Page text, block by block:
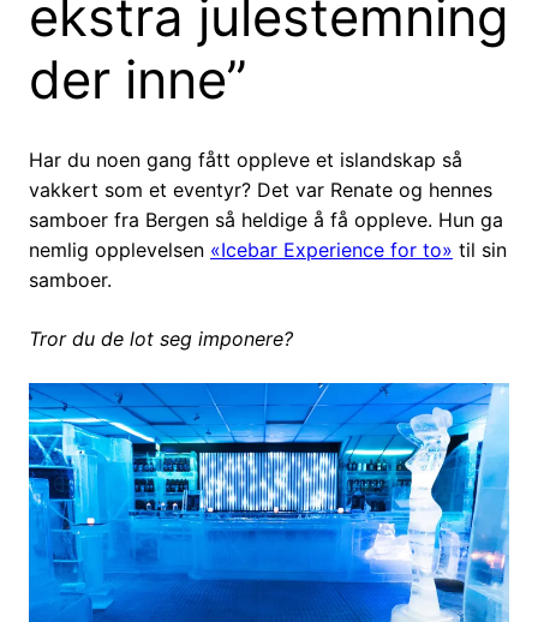
ekstra julestemning
der inne”
Har du noen gang fått oppleve et islandskap så
vakkert som et eventyr? Det var Renate og hennes
samboer fra Bergen så heldige å få oppleve. Hun ga
nemlig opplevelsen «Icebar Experience for to» til sin
samboer.
Tror du de lot seg imponere?